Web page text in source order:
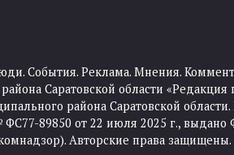
События. Реклама. Мнения.
Саратовской области «Редакция
района Саратовской
89850 от 22 июля 2025 г., выдано
Авторские права